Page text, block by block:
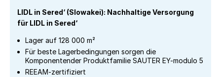
LIDL in Sered‘ (Slowakei): Nachhaltige Versorgung
für LIDL in Sered‘
Lager auf 128 000 m²
Für beste Lagerbedingungen sorgen die
Komponentender Produktfamilie SAUTER EY-modulo 5
REEAM-zertifiziert